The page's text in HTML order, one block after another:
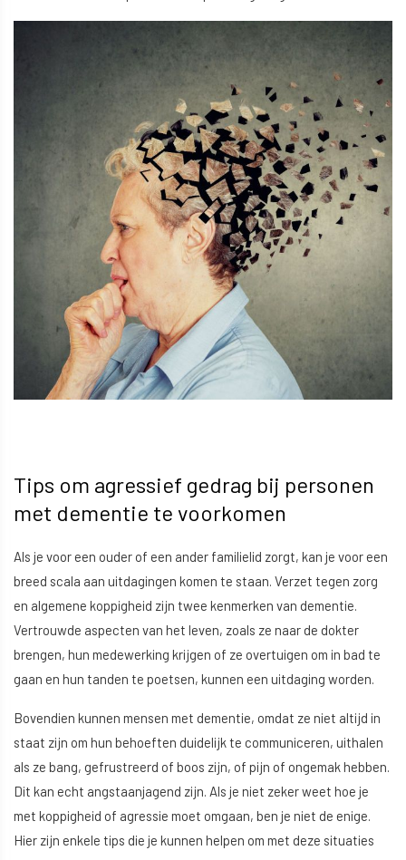
Tips om agressief gedrag bij personen
met dementie te voorkomen
Als je voor een ouder of een ander familielid zorgt, kan je voor een
breed scala aan uitdagingen komen te staan. Verzet tegen zorg
en algemene koppigheid zijn twee kenmerken van dementie.
Vertrouwde aspecten van het leven, zoals ze naar de dokter
brengen, hun medewerking krijgen of ze overtuigen om in bad te
gaan en hun tanden te poetsen, kunnen een uitdaging worden.
Bovendien kunnen mensen met dementie, omdat ze niet altijd in
staat zijn om hun behoeften duidelijk te communiceren, uithalen
als ze bang, gefrustreerd of boos zijn, of pijn of ongemak hebben.
Dit kan echt angstaanjagend zijn. Als je niet zeker weet hoe je
met koppigheid of agressie moet omgaan, ben je niet de enige.
Hier zijn enkele tips die je kunnen helpen om met deze situaties